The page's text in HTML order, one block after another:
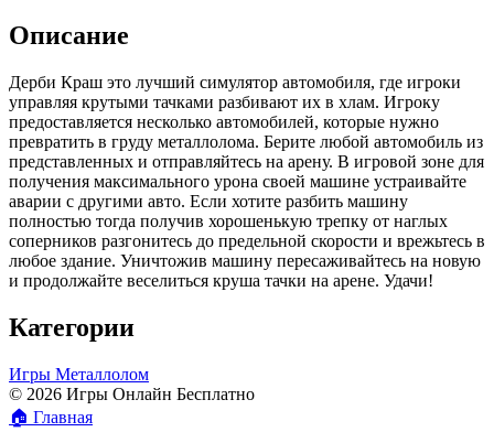
Описание
Дерби Краш это лучший симулятор автомобиля, где игроки
управляя крутыми тачками разбивают их в хлам. Игроку
предоставляется несколько автомобилей, которые нужно
превратить в груду металлолома. Берите любой автомобиль из
представленных и отправляйтесь на арену. В игровой зоне для
получения максимального урона своей машине устраивайте
аварии с другими авто. Если хотите разбить машину
полностью тогда получив хорошенькую трепку от наглых
соперников разгонитесь до предельной скорости и врежьтесь в
любое здание. Уничтожив машину пересаживайтесь на новую
и продолжайте веселиться круша тачки на арене. Удачи!
Категории
Игры Металлолом
© 2026 Игры Онлайн Бесплатно
🏠 Главная